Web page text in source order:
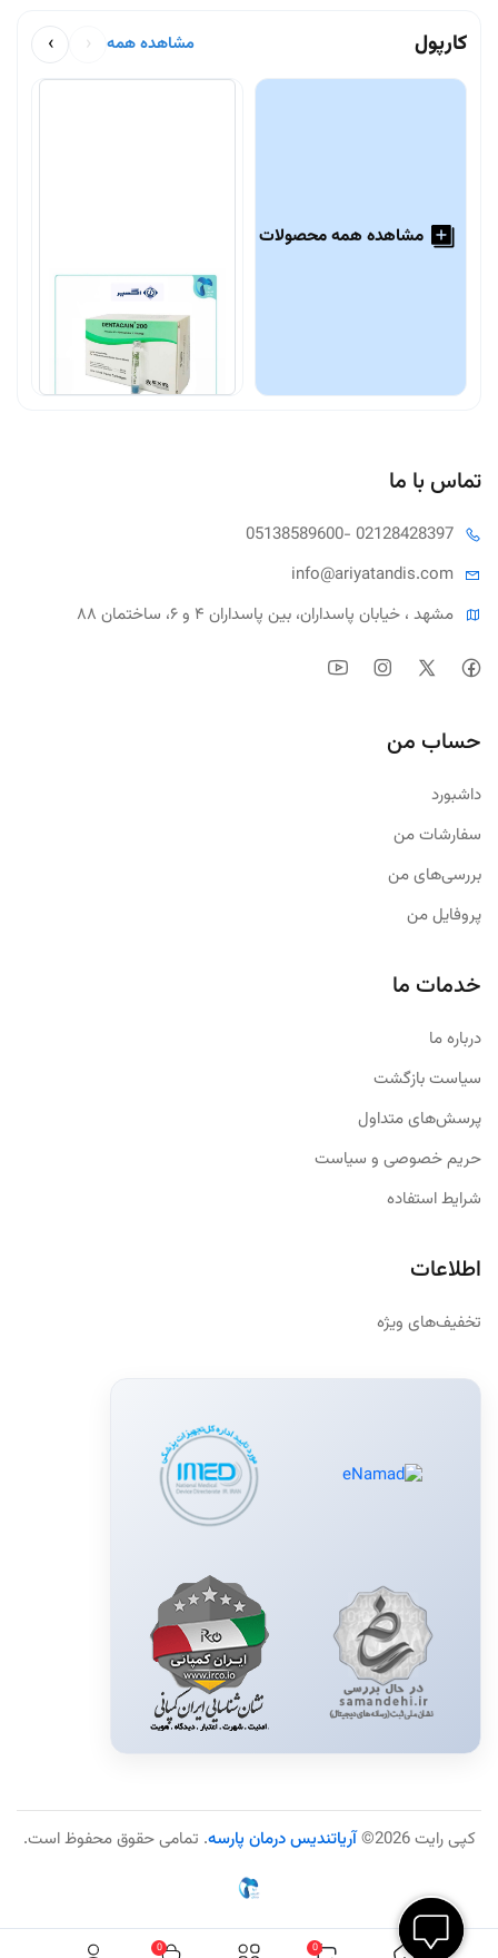
0
0
کارپول مشاهده همه ‹
›
مشاهده همه محصولات
بی حسی دندانپزشکی
دنتاکائین ۴٪ اکسیر
7,200,000 تومان
تماس با ما
05138589600- 02128428397
info@ariyatandis.com
مشهد ، خیابان پاسداران، بین پاسداران ۴ و ۶، ساختمان ۸۸
حساب من
داشبورد
سفارشات من
بررسی‌های من
پروفایل من
خدمات ما
درباره ما
سیاست بازگشت
پرسش‌های متداول
حریم خصوصی و سیاست
شرایط استفاده
اطلاعات
تخفیف‌های ویژه
کپی رایت 2026© آریاتندیس درمان پارسه. تمامی حقوق محفوظ است.